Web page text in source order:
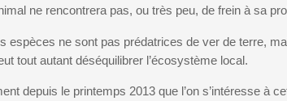
ne rencontrera pas, ou très peu, de frein à sa
espèces ne sont pas prédatrices de ver de terre,
tout autant déséquilibrer l’écosystème local.
depuis le printemps 2013 que l’on s’intéresse à